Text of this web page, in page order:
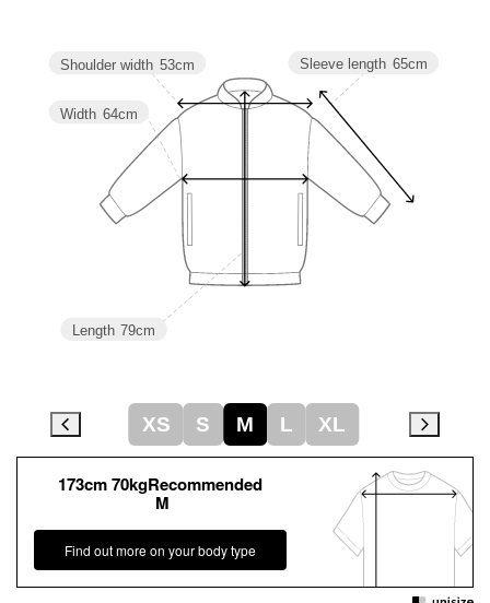
173cm 70kgRecommended
M
Find out more on your body type
Sleeve length 65cm
Length 79cm
Width 64cm
Shoulder width 53cm
XS S M L XL